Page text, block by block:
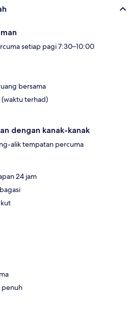
setiap pagi 7:30–10:00
bersama
terhad)
dengan kanak-kanak
alik tempatan percuma
24 jam
penuh